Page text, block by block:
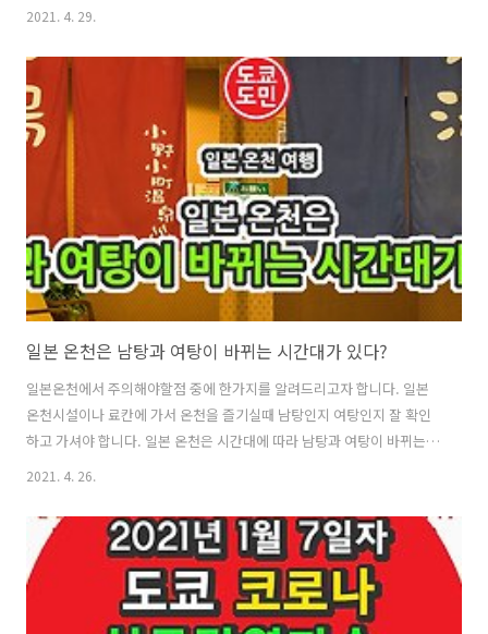
더라고요. 료칸 체크인할때 시간을 예약하기 때문에 미리 저렇게 이름까
지 적어서 안내를 해주더라고요. 어제 디너때에도 개인실로 안내를 받았
는데, 조식도 개인실로 안내를 받았습니다. 테이블에는 아침메뉴가 적혀
있었습니다. 코스처럼 나와요. 아침부터 양이 꽤 많이 나오더라고요. 처
음에는 이렇게 셋팅이 되어 있었습니다. 이게 다인가? 하고 있으니... 밥
이랑 된장국이랑 사시미랑 등..
2021. 4. 29.
일본 온천은 남탕과 여탕이 바뀌는 시간대가 있다?
일본온천에서 주의해야할점 중에 한가지를 알려드리고자 합니다. 일본
온천시설이나 료칸에 가서 온천을 즐기실때 남탕인지 여탕인지 잘 확인
하고 가셔야 합니다. 일본 온천은 시간대에 따라 남탕과 여탕이 바뀌는
곳이 있답니다. 1박 2일의 온천여행을 가서 첫날 저녁에 남탕이 다음날
특정시간이되면 바로 바뀌지는 않고요. 오전 입욕시간대가 정해져 있고,
그 이후에 료칸의 온천 청소시간이 있습니다. 청소시간이 끝나면 남탕이
여탕으로, 여탕이 남탕으로 바뀐답니다. 고정적으로 남탕은 남탕! 여탕
은 여탕! 으로 정해진 료칸도 있는데, 바뀌는 료칸이 있으니 들어가시기
전에 잘 확인하고 들어가셔야 합니다. 료칸의 탈의실에는 가끔씩 청소하
2021. 4. 26.